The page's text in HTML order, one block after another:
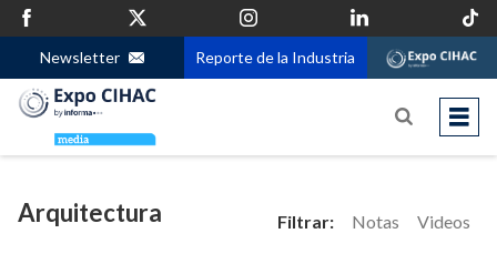
Newsletter Reporte de la Industria
Arquitectura Filtrar: Notas Videos